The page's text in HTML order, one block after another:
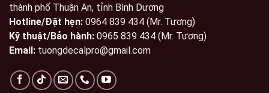
thành phố Thuận An, tỉnh Bình Dương
Hotline/Đặt hẹn: 0964 839 434 (Mr. Tương)
Kỹ thuật/Bảo hành: 0965 839 434 (Mr. Tương)
Email: tuongdecalpro@gmail.com